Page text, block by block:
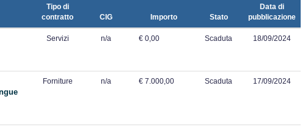
Tipo di
contratto
CIG Importo Stato
Data di
pubblicazione
Servizi n/a € 0,00 Scaduta 18/09/2024
Forniture n/a € 7.000,00 Scaduta 17/09/2024